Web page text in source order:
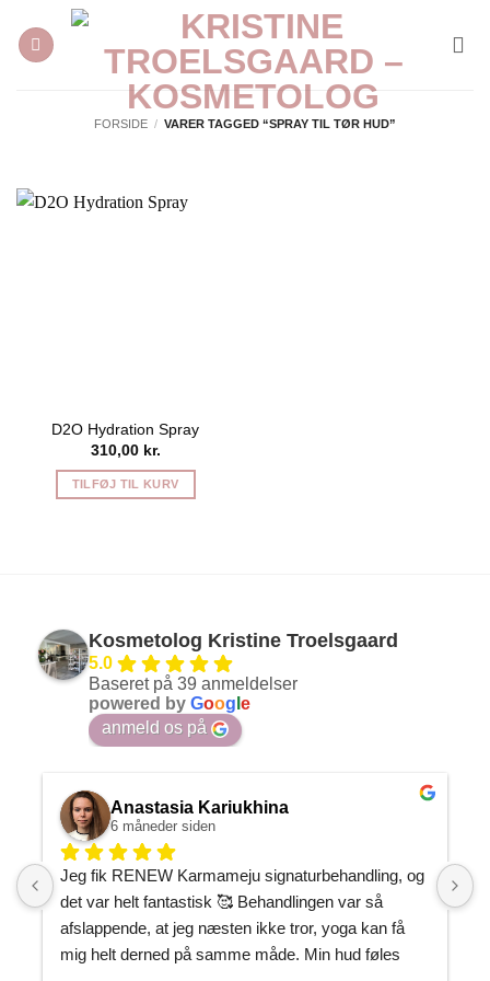
indhold
FORSIDE / VARER TAGGED “SPRAY TIL TØR HUD”
D2O Hydration Spray
310,00 kr.
TILFØJ TIL KURV
Kosmetolog Kristine Troelsgaard
5.0
Baseret på 39 anmeldelser
powered by Goog e
anmeld os på
Anastasia Kariukhina
6 måneder siden
Jeg fik RENEW Karmameju signaturbehandling, og
det var helt fantastisk 🥰 Behandlingen var så
afslappende, at jeg næsten ikke tror, yoga kan få
mig helt derned på samme måde. Min hud føles